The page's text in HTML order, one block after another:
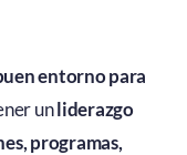
entorno para
unliderazgo
programas,